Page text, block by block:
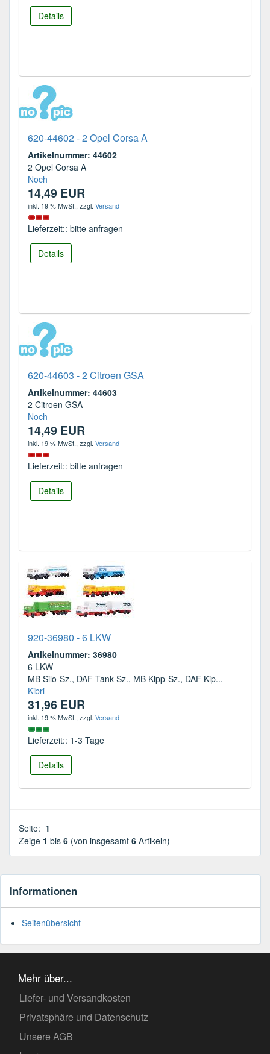
Details
620-44602 - 2 Opel Corsa A
Artikelnummer: 44602
2 Opel Corsa A
Noch
14,49 EUR
inkl. 19 % MwSt., zzgl. Versand
Lieferzeit:: bitte anfragen
Details
620-44603 - 2 Citroen GSA
Artikelnummer: 44603
2 Citroen GSA
Noch
14,49 EUR
inkl. 19 % MwSt., zzgl. Versand
Lieferzeit:: bitte anfragen
Details
920-36980 - 6 LKW
Artikelnummer: 36980
6 LKW
MB Silo-Sz., DAF Tank-Sz., MB Kipp-Sz., DAF Kip...
Kibri
31,96 EUR
inkl. 19 % MwSt., zzgl. Versand
Lieferzeit:: 1-3 Tage
Details
Seite: 1
Zeige 1 bis 6 (von insgesamt 6 Artikeln)
Informationen
Seitenübersicht
Mehr über...
Liefer- und Versandkosten
Privatsphäre und Datenschutz
Unsere AGB